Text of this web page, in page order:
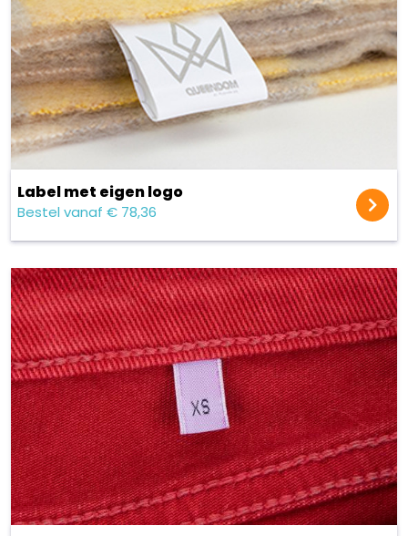
Label met eigen logo
Bestel vanaf € 78,36